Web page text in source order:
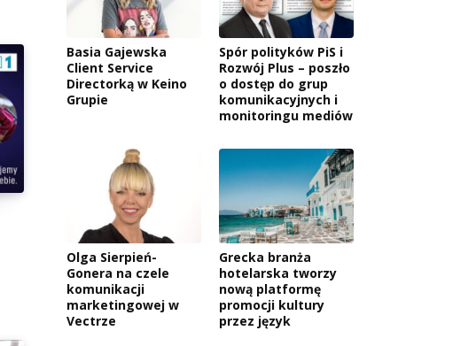
Basia Gajewska
Client Service
Directorką w Keino
Grupie
Spór polityków PiS i
Rozwój Plus – poszło
o dostęp do grup
komunikacyjnych i
monitoringu mediów
Olga Sierpień-
Gonera na czele
komunikacji
marketingowej w
Vectrze
Grecka branża
hotelarska tworzy
nową platformę
promocji kultury
przez język